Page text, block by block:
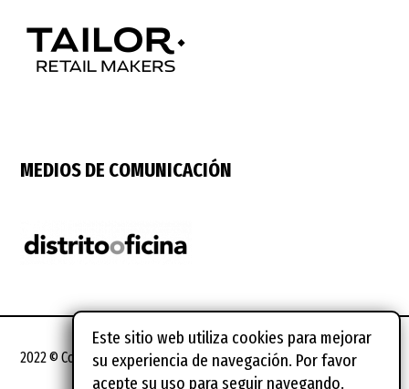
MEDIOS DE COMUNICACIÓN
2022 © Coworking Spain Conference
Este sitio web utiliza cookies para mejorar
su experiencia de navegación. Por favor
acepte su uso para seguir navegando.